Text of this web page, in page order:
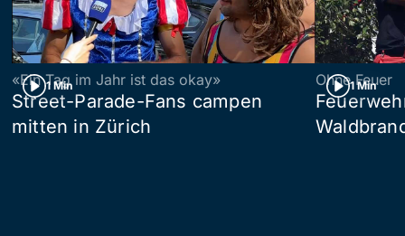
1 Min
«Ein Tag im Jahr ist das okay»
Street-Parade-Fans campen
mitten in Zürich
1 Min
Ohne Feuer